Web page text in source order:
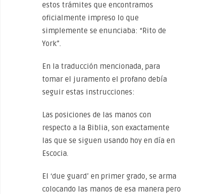
estos trámites que encontramos
oficialmente impreso lo que
simplemente se enunciaba: “Rito de
York”.
En la traducción mencionada, para
tomar el juramento el profano debía
seguir estas instrucciones:
Las posiciones de las manos con
respecto a la Biblia, son exactamente
las que se siguen usando hoy en día en
Escocia.
El ‘due guard’ en primer grado, se arma
colocando las manos de esa manera pero